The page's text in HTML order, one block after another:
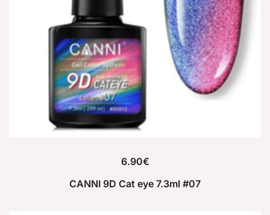
6.90€
CANNI 9D Cat eye 7.3ml #07